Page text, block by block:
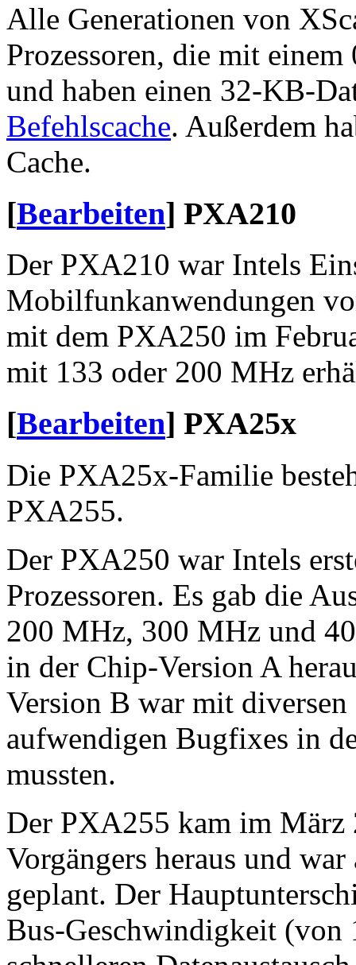
Alle Generationen von
Prozessoren, die mit
und haben einen 32-KB-
Befehlscache. Außerdem
Cache.
[Bearbeiten] PXA210
Der PXA210 war Intels
Mobilfunkanwendungen
mit dem PXA250 im
mit 133 oder 200 MHz
[Bearbeiten] PXA25x
Die PXA25x-Familie
PXA255.
Der PXA250 war Intels
Prozessoren. Es gab die
200 MHz, 300 MHz und
in der Chip-Version A
Version B war mit
aufwendigen Bugfixes in
mussten.
Der PXA255 kam im März
Vorgängers heraus und
geplant. Der
Bus-Geschwindigkeit